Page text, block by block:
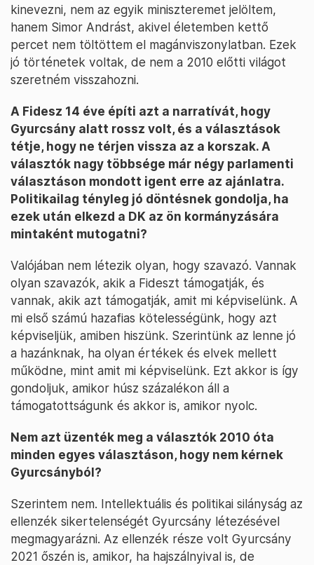
kinevezni, nem az egyik miniszteremet jelöltem,
hanem Simor Andrást, akivel életemben kettő
percet nem töltöttem el magánviszonylatban. Ezek
jó történetek voltak, de nem a 2010 előtti világot
szeretném visszahozni.
A Fidesz 14 éve építi azt a narratívát, hogy
Gyurcsány alatt rossz volt, és a választások
tétje, hogy ne térjen vissza az a korszak. A
választók nagy többsége már négy parlamenti
választáson mondott igent erre az ajánlatra.
Politikailag tényleg jó döntésnek gondolja, ha
ezek után elkezd a DK az ön kormányzására
mintaként mutogatni?
Valójában nem létezik olyan, hogy szavazó. Vannak
olyan szavazók, akik a Fideszt támogatják, és
vannak, akik azt támogatják, amit mi képviselünk. A
mi első számú hazafias kötelességünk, hogy azt
képviseljük, amiben hiszünk. Szerintünk az lenne jó
a hazánknak, ha olyan értékek és elvek mellett
működne, mint amit mi képviselünk. Ezt akkor is így
gondoljuk, amikor húsz százalékon áll a
támogatottságunk és akkor is, amikor nyolc.
Nem azt üzenték meg a választók 2010 óta
minden egyes választáson, hogy nem kérnek
Gyurcsányból?
Szerintem nem. Intellektuális és politikai silányság az
ellenzék sikertelenségét Gyurcsány létezésével
megmagyarázni. Az ellenzék része volt Gyurcsány
2021 őszén is, amikor, ha hajszálnyival is, de